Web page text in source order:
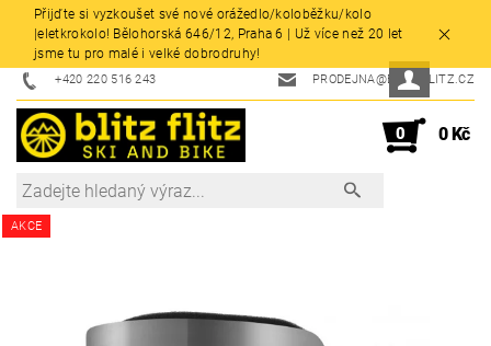
Přijďte si vyzkoušet své nové orážedlo/koloběžku/kolo
|eletkrokolo! Bělohorská 646/12, Praha 6 | Už více než 20 let
jsme tu pro malé i velké dobrodruhy!
+420 220 516 243 PRODEJNA@BLITZFLITZ.CZ
0 0 Kč
AKCE